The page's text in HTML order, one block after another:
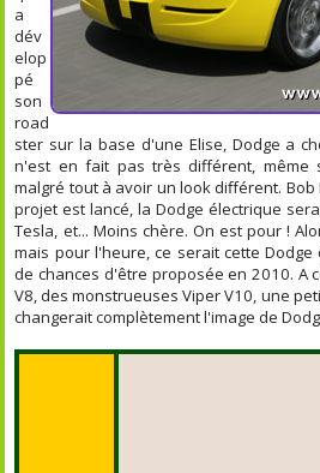
a
dév
elop
pé
son
road
ster sur la base d'une Elise, Dodge a
n'est en fait pas très différent, même
malgré tout à avoir un look différent.
projet est lancé, la Dodge électrique
Tesla, et... Moins chère. On est pour !
mais pour l'heure, ce serait cette
de chances d'être proposée en 2010. A
V8, des monstrueuses Viper V10, une
changerait complètement l'image de